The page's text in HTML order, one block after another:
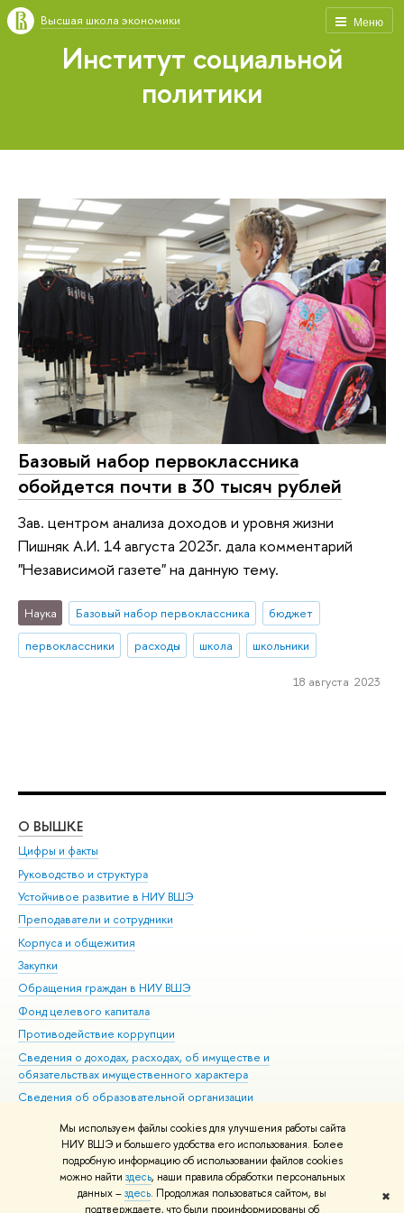
Мы используем файлы cookies для улучшения работы сайта
НИУ ВШЭ и большего удобства его использования. Более
подробную информацию об использовании файлов cookies
можно найти здесь, наши правила обработки персональных
данных –здесь. Продолжая пользоваться сайтом, вы
подтверждаете, что были проинформированы об
✖
Меню
Высшая школа экономики
Институт социальной
политики
Базовый набор первоклассника
обойдется почти в 30 тысяч рублей
Зав. центром анализа доходов и уровня жизни
Пишняк А.И. 14 августа 2023г. дала комментарий
"Независимой газете" на данную тему.
Наука Базовый набор первоклассника
бюджет
первоклассники
расходы школа школьники
18 августа 2023
О ВЫШКЕ
Цифры и факты
Руководство и структура
Устойчивое развитие в НИУ ВШЭ
Преподаватели и сотрудники
Корпуса и общежития
Закупки
Обращения граждан в НИУ ВШЭ
Фонд целевого капитала
Противодействие коррупции
Сведения о доходах, расходах, об имуществе и
обязательствах имущественного характера
Сведения об образовательной организации
Людям с ограниченными возможностями здоровья
Единая платежная страница
Работа в Вышке